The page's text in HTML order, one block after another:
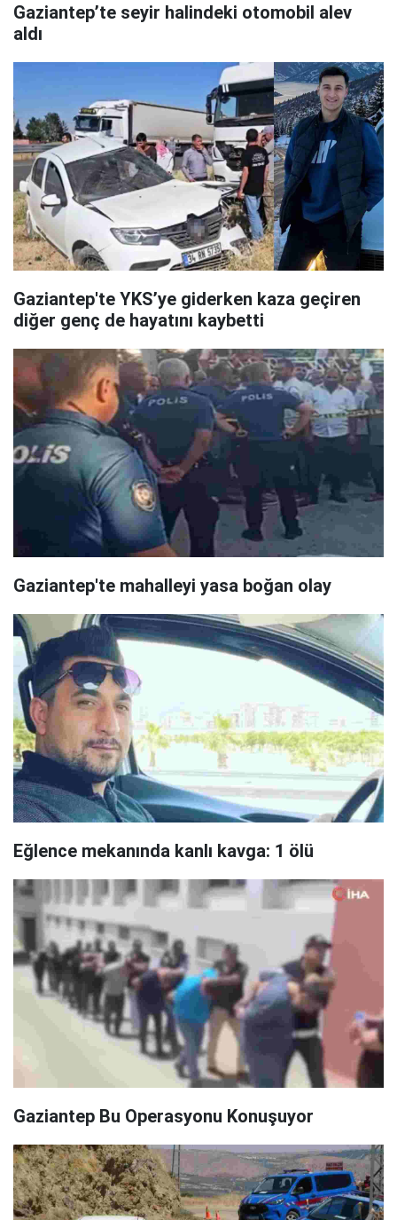
Gaziantep’te seyir halindeki otomobil alev
aldı
Gaziantep'te YKS’ye giderken kaza geçiren
diğer genç de hayatını kaybetti
​Gaziantep'te mahalleyi yasa boğan olay
Eğlence mekanında kanlı kavga: 1 ölü
Gaziantep Bu Operasyonu Konuşuyor